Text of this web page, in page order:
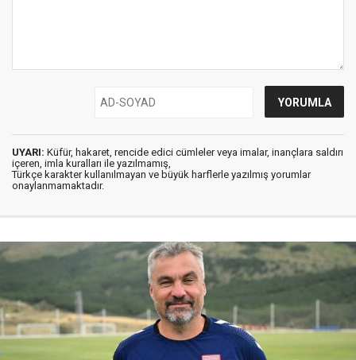
UYARI: Küfür, hakaret, rencide edici cümleler veya imalar, inançlara saldırı
içeren, imla kuralları ile yazılmamış,
Türkçe karakter kullanılmayan ve büyük harflerle yazılmış yorumlar
onaylanmamaktadır.